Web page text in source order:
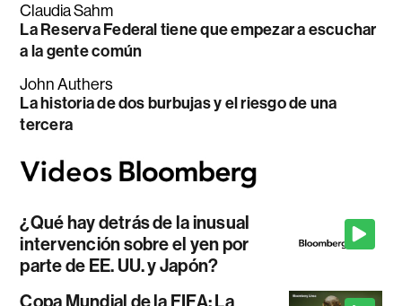
Claudia Sahm
La Reserva Federal tiene que empezar a escuchar
a la gente común
John Authers
La historia de dos burbujas y el riesgo de una
tercera
¿Qué hay detrás de la inusual
intervención sobre el yen por
parte de EE. UU. y Japón?
Copa Mundial de la FIFA: La